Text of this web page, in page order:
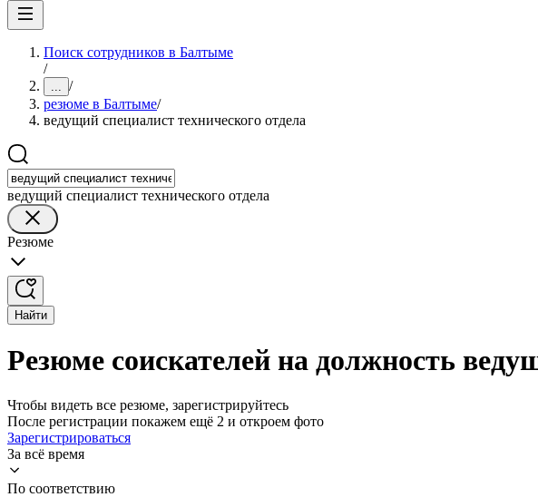
Поиск сотрудников в Балтыме
/
... /
резюме в Балтыме/
ведущий специалист технического отдела
ведущий специалист технического отдела
Резюме
Найти
Резюме соискателей на должность
Чтобы видеть все резюме, зарегистрируйтесь
После регистрации покажем ещё 2 и откроем фото
Зарегистрироваться
За всё время
По соответствию